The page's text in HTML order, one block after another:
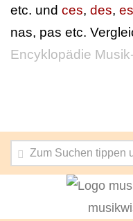
etc. und ces, des, es
nas, pas etc.
Encyklopädie